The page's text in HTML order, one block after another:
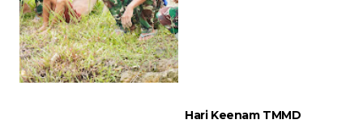
Hari Keenam TMMD